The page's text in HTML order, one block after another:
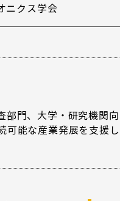
ニクス学会
門、大学・研究機関
能な産業発展を支援し